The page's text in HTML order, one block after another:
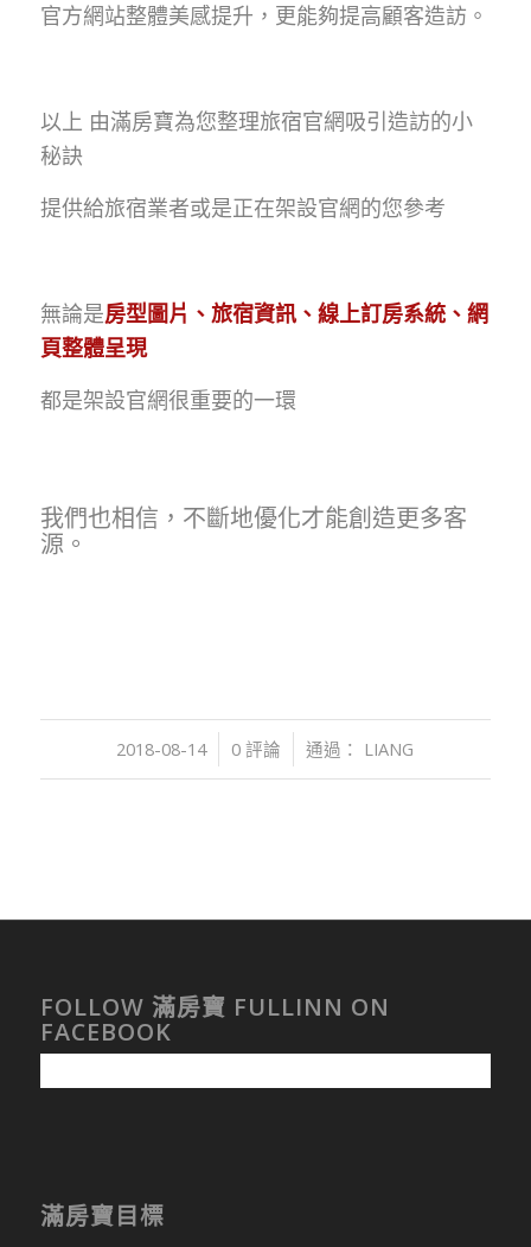
官方網站整體美感提升，更能夠提高顧客造訪。
以上 由滿房寶為您整理旅宿官網吸引造訪的小
秘訣
提供給旅宿業者或是正在架設官網的您參考
無論是房型圖片、旅宿資訊、線上訂房系統、網
頁整體呈現
都是架設官網很重要的一環
我們也相信，不斷地優化才能創造更多客
源。
2018-08-14
/ 0 評論 通過： LIANG
FOLLOW 滿房寶 FULLINN ON
FACEBOOK
滿房寶目標